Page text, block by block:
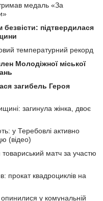
медаль «За
підтвердилася
температурний рекорд
Молодіжної міської
загибель Героя
загинула жінка, двоє
у Теребовлі активно
(відео)
матч за участю
прокат квадроциклів на
у комунальній